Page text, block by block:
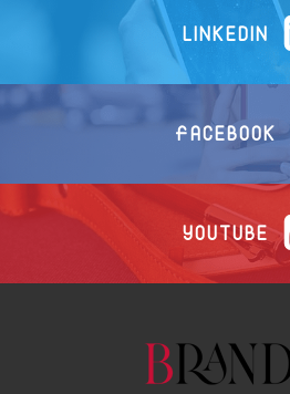
LINKEDIN
FACEBOOK
YOUTUBE